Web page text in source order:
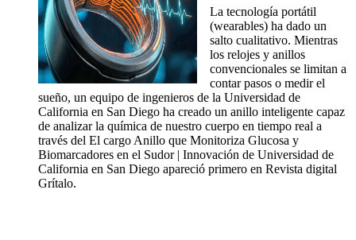
La tecnología portátil
(wearables) ha dado un
salto cualitativo. Mientras
los relojes y anillos
convencionales se limitan a
contar pasos o medir el
sueño, un equipo de ingenieros de la Universidad de
California en San Diego ha creado un anillo inteligente capaz
de analizar la química de nuestro cuerpo en tiempo real a
través del El cargo Anillo que Monitoriza Glucosa y
Biomarcadores en el Sudor | Innovación de Universidad de
California en San Diego apareció primero en Revista digital
Grítalo.